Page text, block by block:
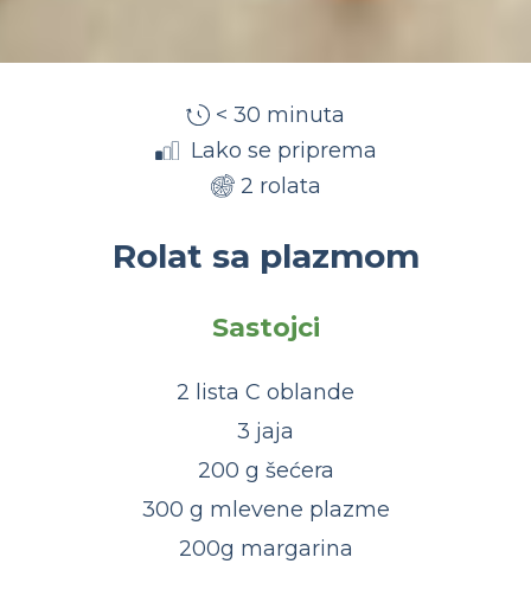
< 30 minuta
Lako se priprema
2 rolata
Rolat sa plazmom
Sastojci
2 lista C oblande
3 jaja
200 g šećera
300 g mlevene plazme
200g margarina